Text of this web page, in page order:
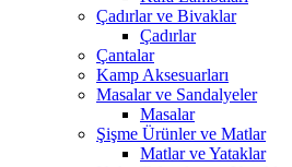
Çadırlar ve Bivaklar
Çadırlar
Çantalar
Kamp Aksesuarları
Masalar ve Sandalyeler
Masalar
Şişme Ürünler ve Matlar
Matlar ve Yataklar